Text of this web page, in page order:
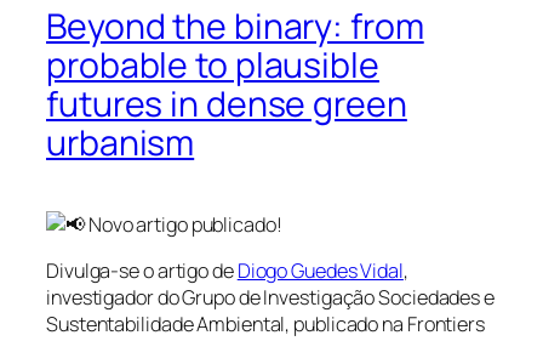
Beyond the binary: from
probable to plausible
futures in dense green
urbanism
Novo artigo publicado!
Divulga-se o artigo deDiogo Guedes Vidal,
investigador do Grupo de Investigação Sociedades e
Sustentabilidade Ambiental, publicado na Frontiers